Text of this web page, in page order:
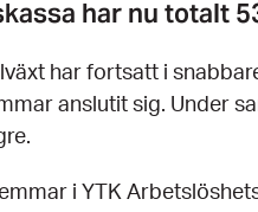
har nu totalt
har fortsatt i
anslutit sig. Under
i YTK